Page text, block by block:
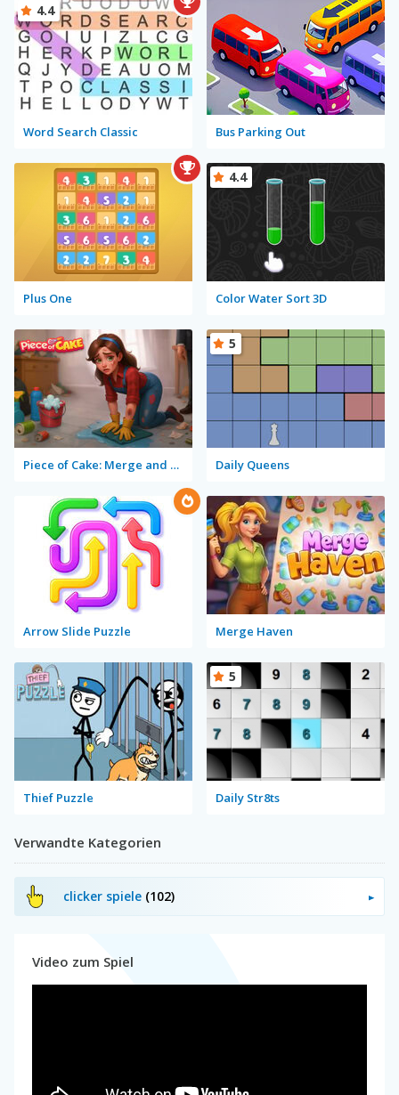
Word Search Classic
4.4
Bus Parking Out
Plus One Color Water Sort 3D
4.4
Piece of Cake: Merge and Bake Daily Queens
5
Arrow Slide Puzzle Merge Haven
Thief Puzzle Daily Str8ts
5
Verwandte Kategorien
clicker spiele (102)
Video zum Spiel